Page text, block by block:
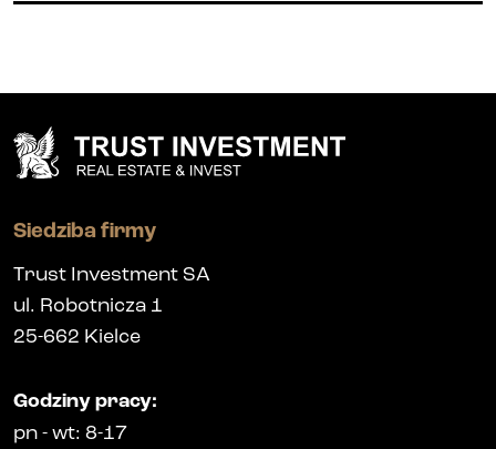
Siedziba firmy
Trust Investment SA
ul. Robotnicza 1
25-662 Kielce
Godziny pracy:
pn-wt: 8-17